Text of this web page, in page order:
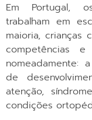
Em Portugal,
trabalham em
maioria, crianças
competências
nomeadamente:
de
atenção,
condições